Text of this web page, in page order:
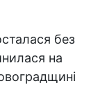
без
на